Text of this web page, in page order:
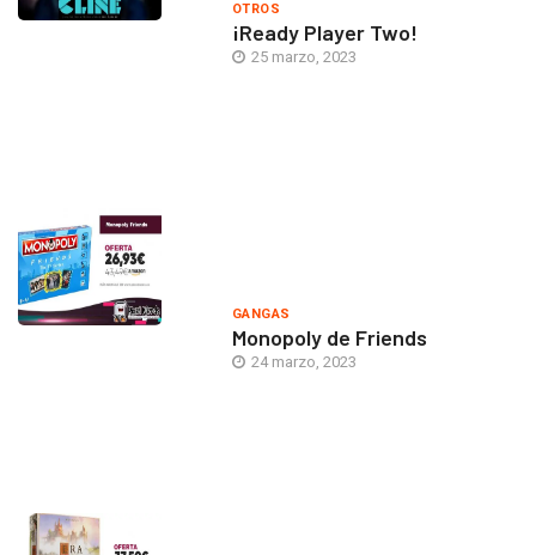
OTROS
¡Ready Player Two!
25 marzo, 2023
GANGAS
Monopoly de Friends
24 marzo, 2023